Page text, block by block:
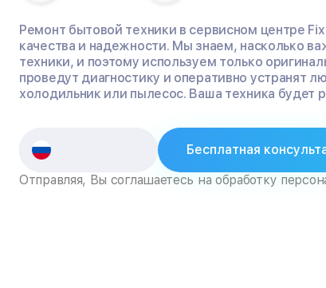
Ремонт бытовой техники в сервисном центре
качества и надежности. Мы знаем, насколько
техники, и поэтому используем только
проведут диагностику и оперативно устранят
холодильник или пылесос. Ваша техника будет
Бесплатная
Отправляя, Вы соглашаетесь на обработку